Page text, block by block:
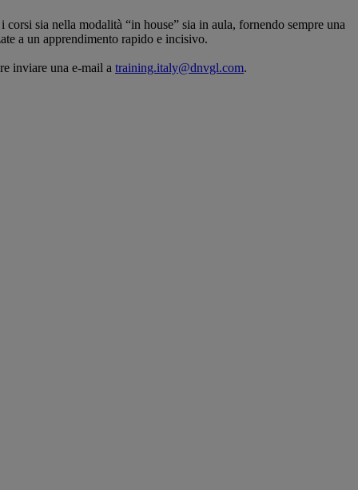
sia nella modalità “in house” sia in aula, fornendo sempre una
a un apprendimento rapido e incisivo.
inviare una e-mail a training.italy@dnvgl.com.